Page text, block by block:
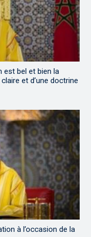
est bel et bien la
et d’une doctrine
à l’occasion de la